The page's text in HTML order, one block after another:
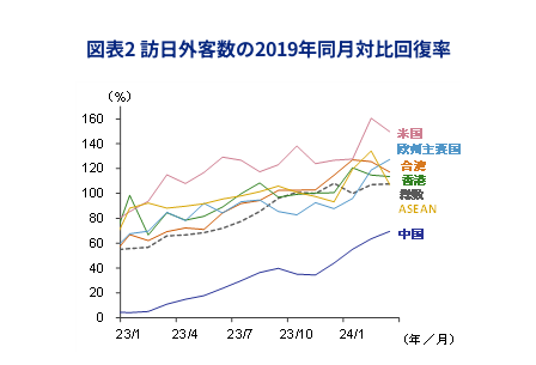
図表2 訪日外客数の2019年同月対比回復率